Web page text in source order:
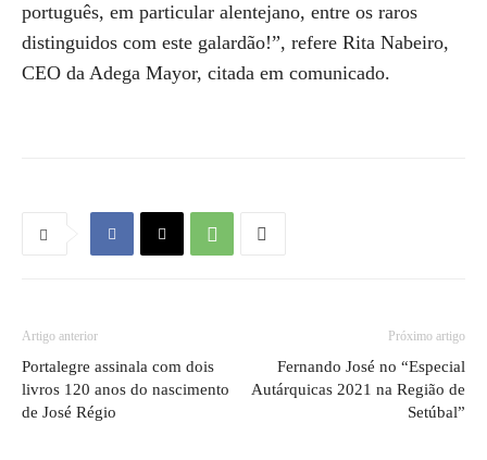
português, em particular alentejano, entre os raros
distinguidos com este galardão!”, refere Rita Nabeiro,
CEO da Adega Mayor, citada em comunicado.
Artigo anterior
Portalegre assinala com dois
livros 120 anos do nascimento
de José Régio
Próximo artigo
Fernando José no “Especial
Autárquicas 2021 na Região de
Setúbal”